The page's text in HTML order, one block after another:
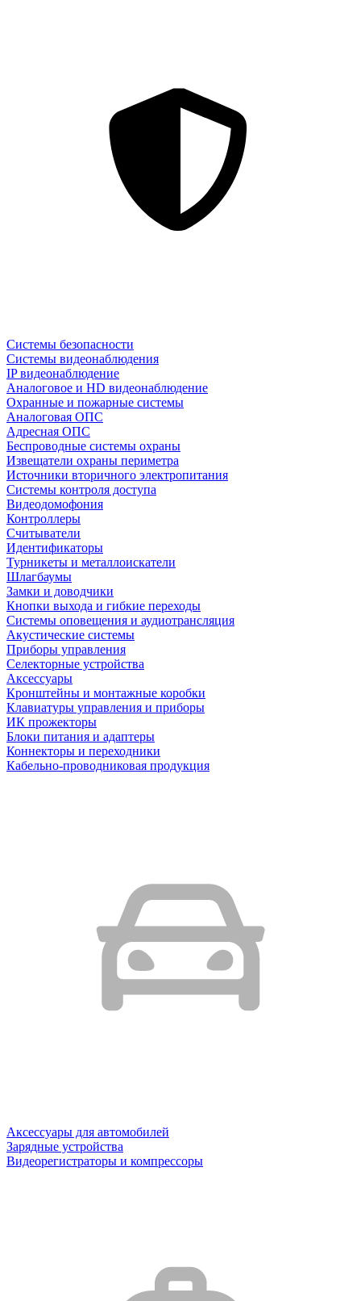
Системы безопасности
Системы видеонаблюдения
IP видеонаблюдение
Аналоговое и HD видеонаблюдение
Охранные и пожарные системы
Аналоговая ОПС
Адресная ОПС
Беспроводные системы охраны
Извещатели охраны периметра
Источники вторичного электропитания
Системы контроля доступа
Видеодомофония
Контроллеры
Считыватели
Идентификаторы
Турникеты и металлоискатели
Шлагбаумы
Замки и доводчики
Кнопки выхода и гибкие переходы
Системы оповещения и аудиотрансляция
Акустические системы
Приборы управления
Селекторные устройства
Аксессуары
Кронштейны и монтажные коробки
Клавиатуры управления и приборы
ИК прожекторы
Блоки питания и адаптеры
Коннекторы и переходники
Кабельно-проводниковая продукция
Аксессуары для автомобилей
Зарядные устройства
Видеорегистраторы и компрессоры